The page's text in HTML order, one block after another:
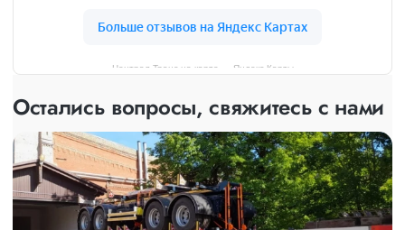
Централ Транс на карте — Яндекс Карты
Остались вопросы, свяжитесь с нами